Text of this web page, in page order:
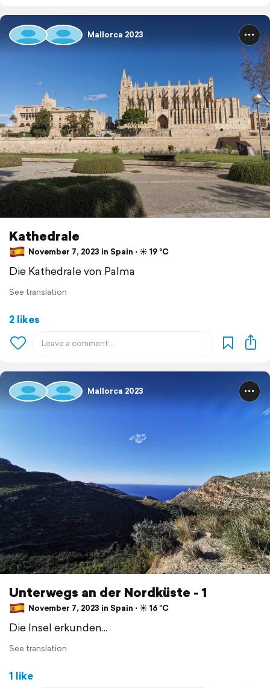
Mallorca 2023
Kathedrale
November 7, 2023 in Spain ⋅ ☀️ 19 °C
Die Kathedrale von Palma
See translation
2 likes
Mallorca 2023
Unterwegs an der Nordküste - 1
November 7, 2023 in Spain ⋅ ☀️ 16 °C
Die Insel erkunden...
See translation
1 like